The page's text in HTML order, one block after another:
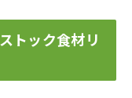
トック食材リ